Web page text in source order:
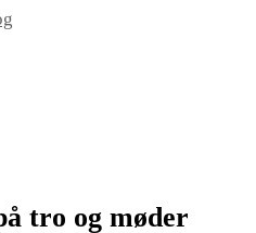
tro og møder